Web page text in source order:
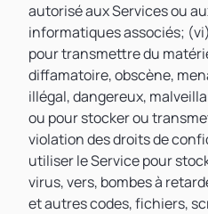
autorisé aux Services ou
informatiques associés;
pour transmettre du
diffamatoire, obscène,
illégal, dangereux,
ou pour stocker ou
violation des droits de
utiliser le Service pour
virus, vers, bombes à
et autres codes, fichiers,